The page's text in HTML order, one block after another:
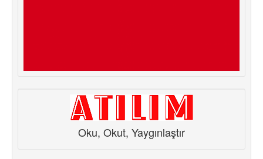
Oku, Okut, Yaygınlaştır